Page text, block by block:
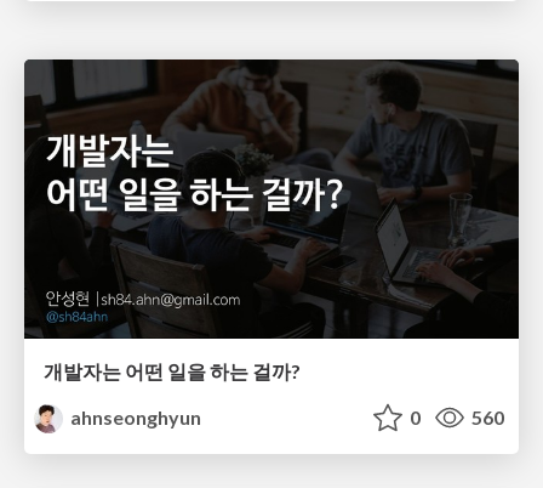
개발자는 어떤 일을 하는 걸까?
ahnseonghyun
0 560